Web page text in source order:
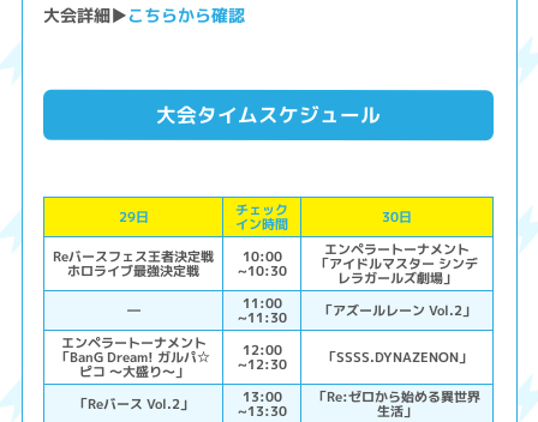
大会詳細▶こちらから確認
大会タイムスケジュール
29日
チェック
イン時間
30日
Reバースフェス王者決定戦
ホロライブ最強決定戦
10:00
~10:30
エンペラートーナメント
「アイドルマスター シンデ
レラガールズ劇場」
―
11:00
~11:30
「アズールレーン Vol.2」
エンペラートーナメント
「BanG Dream! ガルパ☆
ピコ ～大盛り～」
12:00
~12:30
「SSSS.DYNAZENON」
「Reバース Vol.2」
13:00
~13:30
「Re:ゼロから始める異世界
生活」